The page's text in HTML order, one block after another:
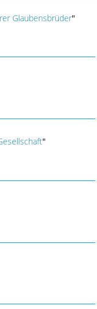
Glaubensbrüder"
"